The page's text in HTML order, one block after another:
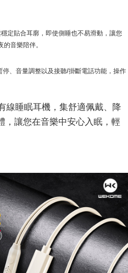
申辦者引起之損失，本公司不負相關責
有額度不足之情形，本公司將視審查結果
止該用戶之使用額度並採取法律行動。
定貼合耳廓，即使側睡也不易滑動，讓您
音樂陪伴。
、音量調整以及接聽/掛斷電話功能，操作
線睡眠耳機，集舒適佩戴、降
，讓您在音樂中安心入眠，輕